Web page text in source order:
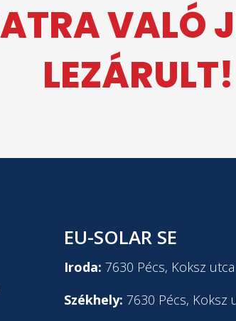
VALÓ
LEZÁRULT!
EU-SOLAR SE
Iroda: 7630 Pécs, Koksz
Székhely: 7630 Pécs, Koksz